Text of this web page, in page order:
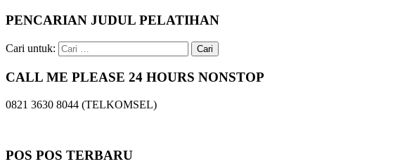
PENCARIAN JUDUL PELATIHAN
Cari untuk:
CALL ME PLEASE 24 HOURS NONSTOP
0821 3630 8044 (TELKOMSEL)
POS POS TERBARU